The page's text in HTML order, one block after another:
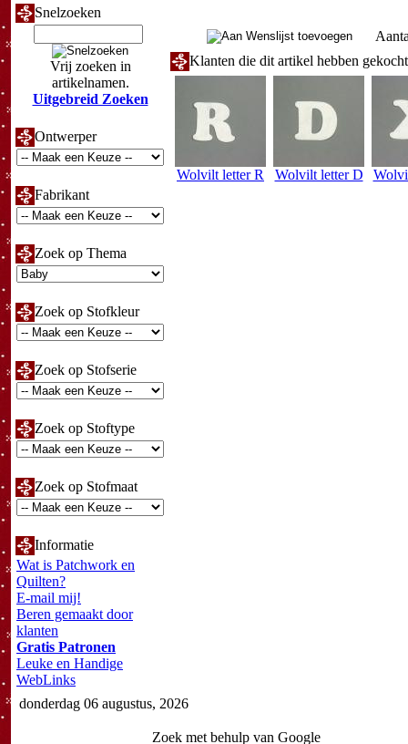
Snelzoeken
Vrij zoeken in
artikelnamen.
Uitgebreid Zoeken
Ontwerper
Fabrikant
Zoek op Thema
Zoek op Stofkleur
Zoek op Stofserie
Zoek op Stoftype
Zoek op Stofmaat
Informatie
Wat is Patchwork en
Quilten?
E-mail mij!
Beren gemaakt door
klanten
Gratis Patronen
Leuke en Handige
WebLinks
Klanten die dit artikel hebben
Wolvilt letter R Wolvilt letter D
donderdag 06 augustus, 2026
Zoek met behulp van Google